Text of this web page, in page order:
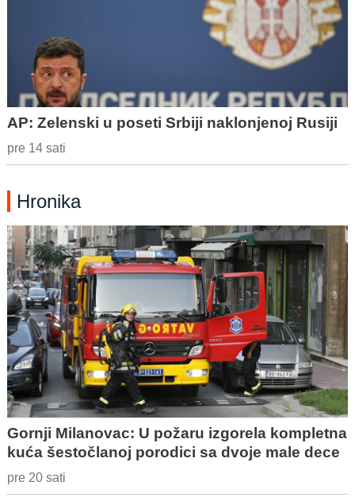
AP: Zelenski u poseti Srbiji naklonjenoj Rusiji
pre 14 sati
Hronika
Gornji Milanovac: U požaru izgorela kompletna
kuća šestočlanoj porodici sa dvoje male dece
pre 20 sati